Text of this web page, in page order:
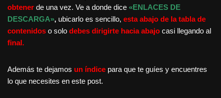
obtener de una vez. Ve a donde dice «ENLACES DE
DESCARGA», ubicarlo es sencillo, esta abajo de la tabla de
contenidos o solo debes dirigirte hacia abajo casi llegando al
final.
Además te dejamos un índice para que te guíes y encuentres
lo que necesites en este post.